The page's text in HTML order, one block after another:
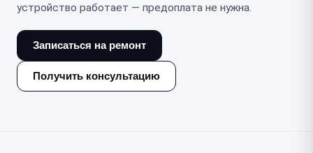
устройство работает — предоплата не нужна.
Записаться на ремонт
Получить консультацию